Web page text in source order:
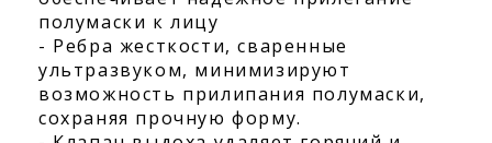
полумаски к лицу
- Ребра жесткости, сваренные
ультразвуком, минимизируют
возможность прилипания полумаски,
сохраняя прочную форму.